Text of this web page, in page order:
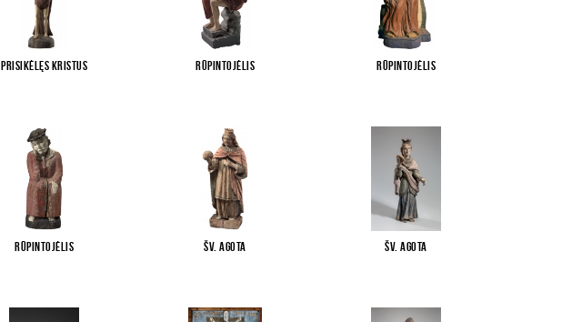
Prisikėlęs Kristus Rūpintojėlis Rūpintojėlis
Rūpintojėlis Šv. Agota Šv. Agota